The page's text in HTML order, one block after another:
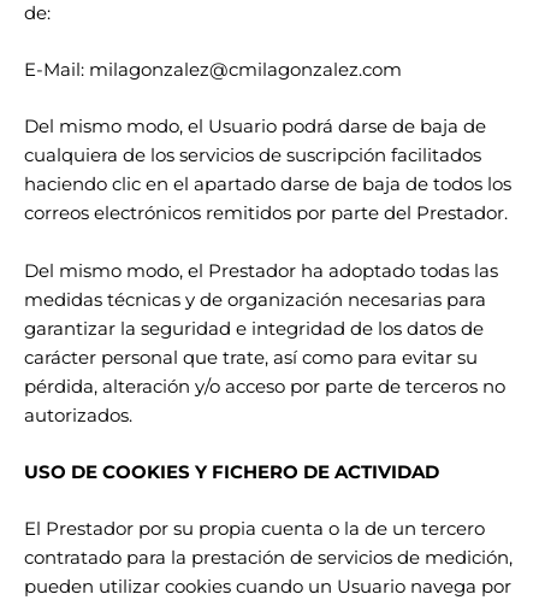
de:
E-Mail: milagonzalez@cmilagonzalez.com
Del mismo modo, el Usuario podrá darse de baja de
cualquiera de los servicios de suscripción facilitados
haciendo clic en el apartado darse de baja de todos los
correos electrónicos remitidos por parte del Prestador.
Del mismo modo, el Prestador ha adoptado todas las
medidas técnicas y de organización necesarias para
garantizar la seguridad e integridad de los datos de
carácter personal que trate, así como para evitar su
pérdida, alteración y/o acceso por parte de terceros no
autorizados.
USO DE COOKIES Y FICHERO DE ACTIVIDAD
El Prestador por su propia cuenta o la de un tercero
contratado para la prestación de servicios de medición,
pueden utilizar cookies cuando un Usuario navega por